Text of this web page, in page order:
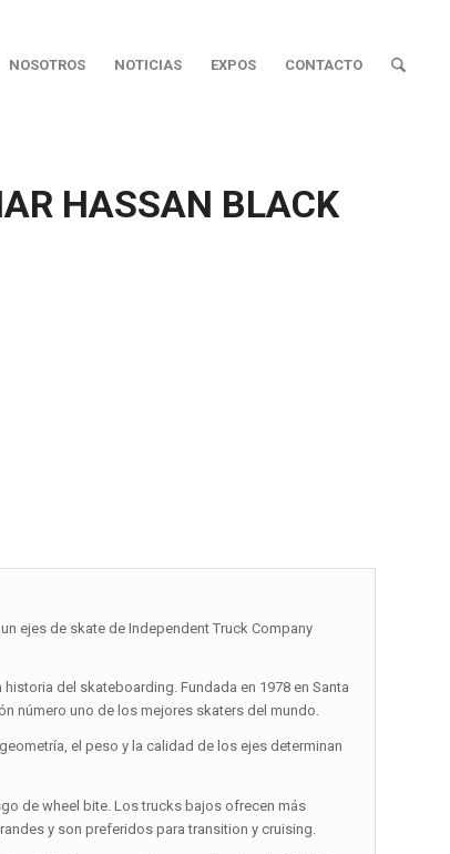
NOSOTROS NOTICIAS EXPOS CONTACTO
HASSAN BLACK
un ejes de skate de Independent Truck Company
del skateboarding. Fundada en 1978 en Santa
número uno de los mejores skaters del mundo.
el peso y la calidad de los ejes determinan
de wheel bite. Los trucks bajos ofrecen más
y son preferidos para transition y cruising.